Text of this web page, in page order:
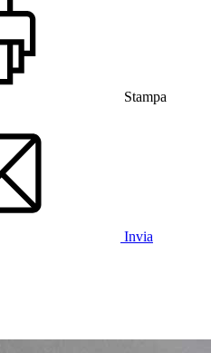
Stampa
Invia